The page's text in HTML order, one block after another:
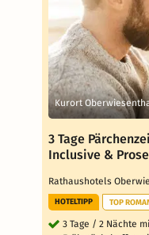
Kurort
3 Tage
Inclusive &
Rathaushotels
HOTELTIPP TOP
3 Tage / 2 Nächte